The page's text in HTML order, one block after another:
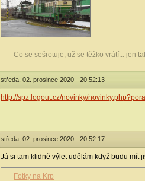
Co se sešrotuje, už se těžko vrátí... jen
středa, 02. prosince 2020 - 20:52:13
http://spz.logout.cz/novinky/
středa, 02. prosince 2020 - 20:52:17
Já si tam klidně výlet udělám když budu mít
Fotky na Krp